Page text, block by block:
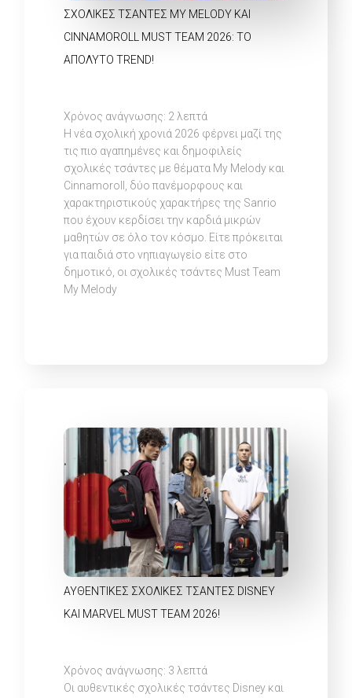
ΣΧΟΛΙΚΈΣ ΤΣΆΝΤΕΣ MY MELODY ΚΑΙ
CINNAMOROLL MUST TEAM 2026: ΤΟ
ΑΠΌΛΥΤΟ TREND!
Χρόνος ανάγνωσης: 2 λεπτά
Η νέα σχολική χρονιά 2026 φέρνει μαζί της
τις πιο αγαπημένες και δημοφιλείς
σχολικές τσάντες με θέματα My Melody και
Cinnamoroll, δύο πανέμορφους και
χαρακτηριστικούς χαρακτήρες της Sanrio
που έχουν κερδίσει την καρδιά μικρών
μαθητών σε όλο τον κόσμο. Είτε πρόκειται
για παιδιά στο νηπιαγωγείο είτε στο
δημοτικό, οι σχολικές τσάντες Must Team
My Melody
ΑΥΘΕΝΤΙΚΈΣ ΣΧΟΛΙΚΈΣ ΤΣΆΝΤΕΣ DISNEY
ΚΑΙ MARVEL MUST TEAM 2026!
Χρόνος ανάγνωσης: 3 λεπτά
Οι αυθεντικές σχολικές τσάντες Disney και